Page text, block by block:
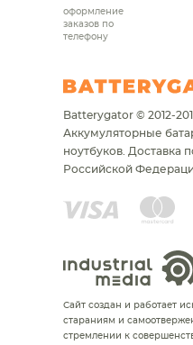
оформление
заказов по
телефону
Batterygator © 2012-
Аккумуляторные
ноутбуков. Доставка
Российской
Сайт создан и работает
стараниям и
стремлении к